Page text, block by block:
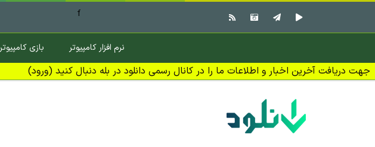
f
نرم افزار کامپیوتر بازی کامپیوتر
جهت دریافت آخرین اخبار و اطلاعات ما را در کانال رسمی دانلود در بله دنبال کنید (ورود)